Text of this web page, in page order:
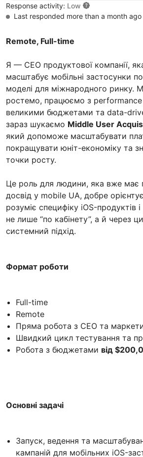
Remote, Full-time
Я — CEO продуктової компанії,
масштабує мобільні застосунки
моделі для міжнародного ринку.
ростемо, працюємо з
великими бюджетами та data-
зараз шукаємо Middle User
який допоможе масштабувати
покращувати юніт-економіку та
точки росту.
Це роль для людини, яка вже має
досвід у mobile UA, добре
розуміє специфіку iOS-продуктів
не лише “по кабінету”, а й через
системний підхід.
Формат роботи
Full-time
Remote
Пряма робота з CEO та
Швидкий цикл тестування та
Робота з бюджетами від
Основні задачі
Запуск, ведення та
кампаній для мобільних iOS-
Response activity: Low
Last responded more than a month ago